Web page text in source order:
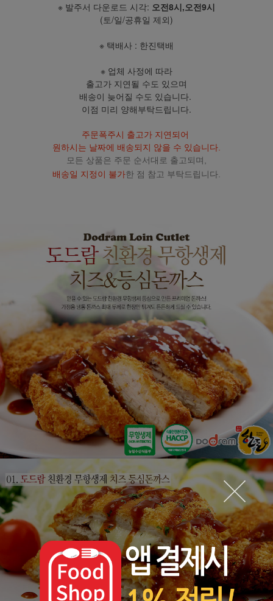
※ 발주서 다운로드 시각: 오전8시,오전9시
(토/일/공휴일 제외)
※ 택배사 : 한진택배
※ 업체 사정에 따라
출고가 지연될 수도 있으며
배송이 늦어질 수도 있습니다.
이점 미리 양해부탁드립니다.
주문폭주시 출고가 지연되어
원하시는 날짜에 배송되지 않을 수 있습니다.
모든 상품은 주문 순서대로 출고되며,
배송일 지정이 불가한 점 참고 부탁드립니다.